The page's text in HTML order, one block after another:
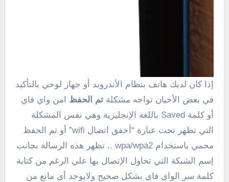
في بعض الأحيان تواجه مشكلة تم الحفظ امن واي فاي
أو كلمة Saved باللغة الإنجليزية وهي نفس المشكلة
التي تظهر تحت عبارة “أخفق اتصال wifi” أو تم الحفظ
محمي باستخدام wpa/wpa2 .. تظهر هذه الرسالة بجانب
إسم الشبكة التي تحاول الإتصال بها علي الرغم من كتابة
كلمة سر الواي فاي بشكل صحيح ولايوجد أي مانع من